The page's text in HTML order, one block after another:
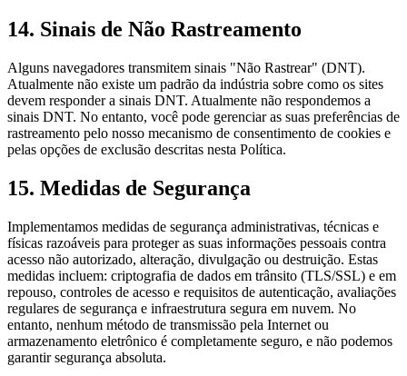
14. Sinais de Não Rastreamento
Alguns navegadores transmitem sinais "Não Rastrear" (DNT).
Atualmente não existe um padrão da indústria sobre como os sites
devem responder a sinais DNT. Atualmente não respondemos a
sinais DNT. No entanto, você pode gerenciar as suas preferências de
rastreamento pelo nosso mecanismo de consentimento de cookies e
pelas opções de exclusão descritas nesta Política.
15. Medidas de Segurança
Implementamos medidas de segurança administrativas, técnicas e
físicas razoáveis para proteger as suas informações pessoais contra
acesso não autorizado, alteração, divulgação ou destruição. Estas
medidas incluem: criptografia de dados em trânsito (TLS/SSL) e em
repouso, controles de acesso e requisitos de autenticação, avaliações
regulares de segurança e infraestrutura segura em nuvem. No
entanto, nenhum método de transmissão pela Internet ou
armazenamento eletrônico é completamente seguro, e não podemos
garantir segurança absoluta.